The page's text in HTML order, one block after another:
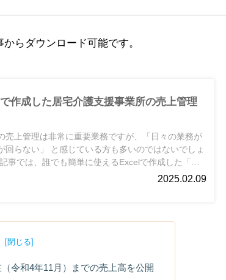
らダウンロード可能です。
作成した居宅介護支援事業所の売上管理
売上管理は非常に重要業務ですが、「日々の業務が
回らない」 と感じている方も多いのではないでしょ
事では、誰でも簡単に使えるExcelで作成した「売
2025.02.09
令和4年11月）までの売上高を公開